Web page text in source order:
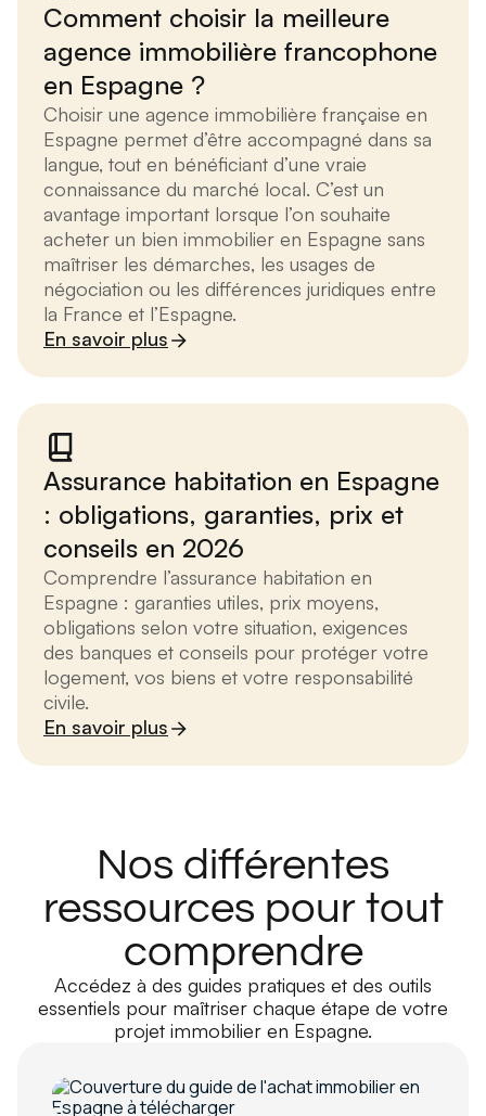
Comment choisir la meilleure
agence immobilière francophone
en Espagne ?
Choisir une agence immobilière française en
Espagne permet d’être accompagné dans sa
langue, tout en bénéficiant d’une vraie
connaissance du marché local. C’est un
avantage important lorsque l’on souhaite
acheter un bien immobilier en Espagne sans
maîtriser les démarches, les usages de
négociation ou les différences juridiques entre
la France et l’Espagne.
En savoir plus
Assurance habitation en Espagne
: obligations, garanties, prix et
conseils en 2026
Comprendre l’assurance habitation en
Espagne : garanties utiles, prix moyens,
obligations selon votre situation, exigences
des banques et conseils pour protéger votre
logement, vos biens et votre responsabilité
civile.
En savoir plus
Nos différentes
ressources pour tout
comprendre
Accédez à des guides pratiques et des outils
essentiels pour maîtriser chaque étape de votre
projet immobilier en Espagne.